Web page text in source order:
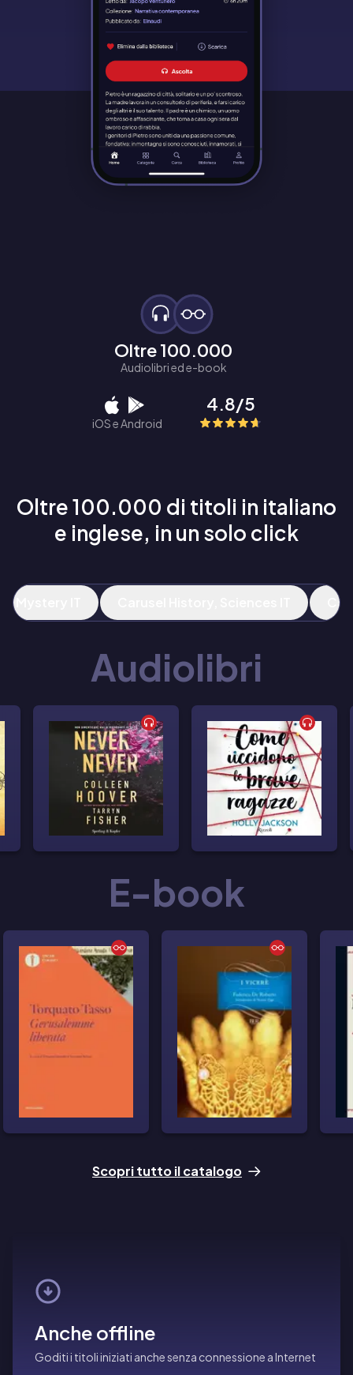
Oltre 100.000
Audiolibri ed e-book
iOS e Android
4.8/5
Oltre 100.000 di titoli in italiano
e inglese, in un solo click
Mystery IT
Audiolibri
E-book
Scopri tutto il catalogo
Anche offline
Goditi i titoli iniziati anche senza connessione a Internet